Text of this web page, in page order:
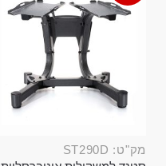
מק"ט: ST290D